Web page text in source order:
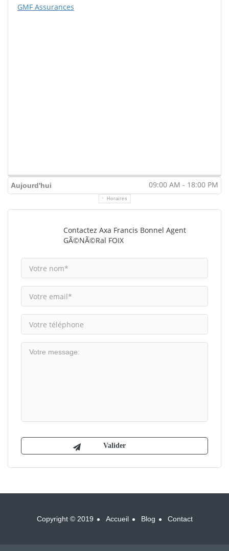
GMF Assurances
Aujourd'hui 09:00 AM - 18:00 PM
Horaires
Contactez Axa Francis Bonnel Agent
GÃ©nÃ©ral FOIX
Copyright © 2019 Accueil Blog Contact